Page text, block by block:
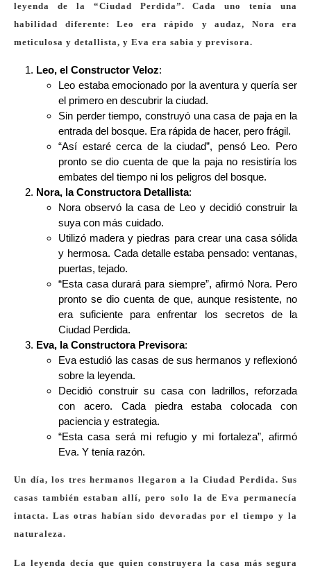
leyenda de la “Ciudad Perdida”. Cada uno tenía una
habilidad diferente: Leo era rápido y audaz, Nora era
meticulosa y detallista, y Eva era sabia y previsora.
Leo, el Constructor Veloz:
Leo estaba emocionado por la aventura y quería ser
el primero en descubrir la ciudad.
Sin perder tiempo, construyó una casa de paja en la
entrada del bosque. Era rápida de hacer, pero frágil.
“Así estaré cerca de la ciudad”, pensó Leo. Pero
pronto se dio cuenta de que la paja no resistiría los
embates del tiempo ni los peligros del bosque.
Nora, la Constructora Detallista:
Nora observó la casa de Leo y decidió construir la
suya con más cuidado.
Utilizó madera y piedras para crear una casa sólida
y hermosa. Cada detalle estaba pensado: ventanas,
puertas, tejado.
“Esta casa durará para siempre”, afirmó Nora. Pero
pronto se dio cuenta de que, aunque resistente, no
era suficiente para enfrentar los secretos de la
Ciudad Perdida.
Eva, la Constructora Previsora:
Eva estudió las casas de sus hermanos y reflexionó
sobre la leyenda.
Decidió construir su casa con ladrillos, reforzada
con acero. Cada piedra estaba colocada con
paciencia y estrategia.
“Esta casa será mi refugio y mi fortaleza”, afirmó
Eva. Y tenía razón.
Un día, los tres hermanos llegaron a la Ciudad Perdida. Sus
casas también estaban allí, pero solo la de Eva permanecía
intacta. Las otras habían sido devoradas por el tiempo y la
naturaleza.
La leyenda decía que quien construyera la casa más segura